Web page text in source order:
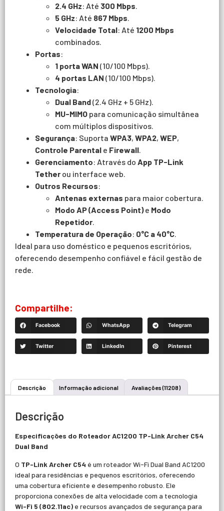
2.4 GHz: Até 300 Mbps.
5 GHz: Até 867 Mbps.
Velocidade Total: Até 1200 Mbps
combinados.
Portas:
1 porta WAN (10/100 Mbps).
4 portas LAN (10/100 Mbps).
Tecnologia:
Dual Band(2.4 GHz + 5 GHz).
MU-MIMO para comunicação simultânea
com múltiplos dispositivos.
Segurança: Suporta WPA3, WPA2, WEP,
Controle Parental e Firewall.
Gerenciamento: Através do App TP-Link
Tether ou interface web.
Outros Recursos:
Antenas externas para maior cobertura.
Modo AP (Access Point)e Modo
Repetidor.
Temperatura de Operação: 0°C a 40°C.
Ideal para uso doméstico e pequenos escritórios,
oferecendo desempenho confiável e fácil gestão de
rede.
Compartilhe:
Facebook WhatsApp Telegram
Twitter LinkedIn Pinterest
Descrição Informação adicional Avaliações (11208)
Descrição
Especificações do Roteador AC1200 TP-Link Archer C54
Dual Band
O TP-Link Archer C54 é um roteador Wi-Fi Dual Band AC1200
ideal para residências e pequenos escritórios, oferecendo
uma cobertura eficiente e desempenho robusto. Ele
proporciona conexões de alta velocidade com a tecnologia
Wi-Fi 5 (802.11ac) e recursos avançados de segurança para